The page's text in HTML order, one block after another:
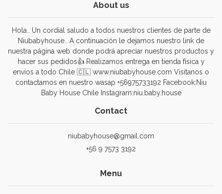
About us
Hola.. Un cordial saludo a todos nuestros clientes de parte de
Niubabyhouse.. A continuación le dejamos nuestro link de
nuestra página web donde podrá apreciar nuestros productos y
hacer sus pedidos👍 Realizamos entrega en tienda física y
envíos a todo Chile 🇨🇱 www.niubabyhouse.com Visitanos o
contactamos en nuestro wasap +56975733192 Facebook:Niu
Baby House Chile Instagram:niu.baby.house
Contact
niubabyhouse@gmail.com
+56 9 7573 3192
Menu